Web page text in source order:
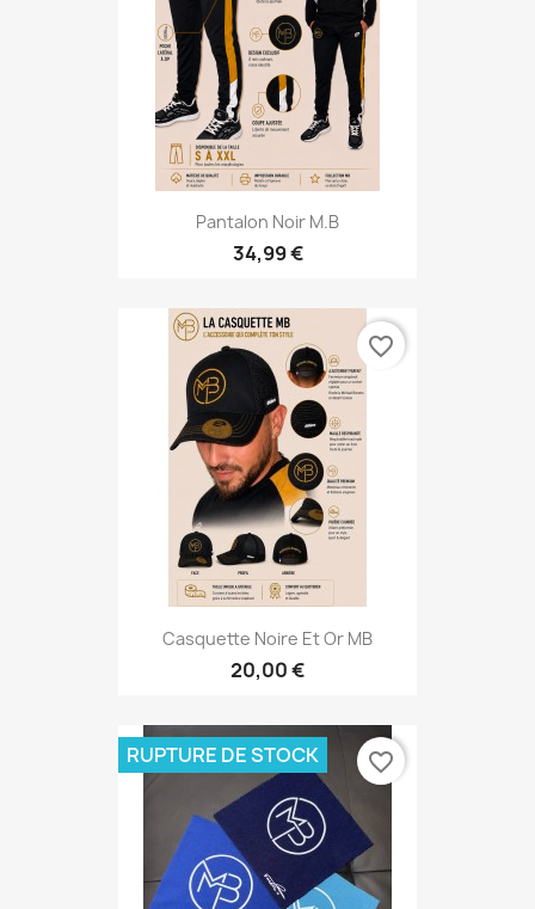
Pantalon Noir M.B
34,99 €
Casquette Noire Et Or MB
20,00 €
favorite_border
RUPTURE DE STOCK favorite_border